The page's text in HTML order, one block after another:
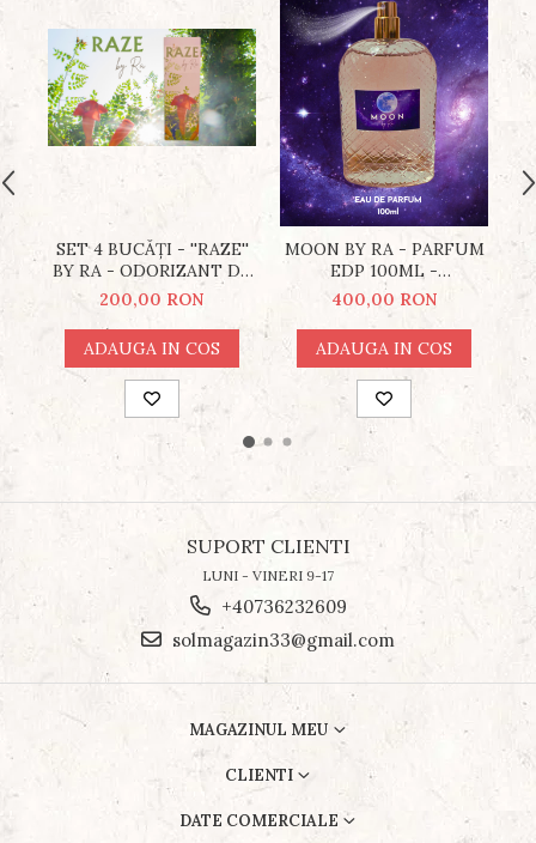
SET 4 BUCĂȚI - ''RAZE''
BY RA - ODORIZANT DE
CAMERĂ CU BEȚIȘOARE
- PRELUCRAT
ENERGETIC DE
ALEXANDRU
RĂDUCANU
200,00 RON
ADAUGA IN COS
MOON BY RA - PARFUM
EDP 100ML -
PRELUCRAT ENERGETIC
DE ALEXANDRU
RĂDUCANU
400,00 RON
ADAUGA IN COS
SUPORT CLIENTI
LUNI - VINERI 9-17
+40736232609
solmagazin33@gmail.com
MAGAZINUL MEU
CLIENTI
DATE COMERCIALE